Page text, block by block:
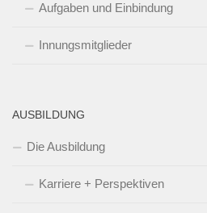
Aufgaben und Einbindung
Innungsmitglieder
AUSBILDUNG
Die Ausbildung
Karriere + Perspektiven